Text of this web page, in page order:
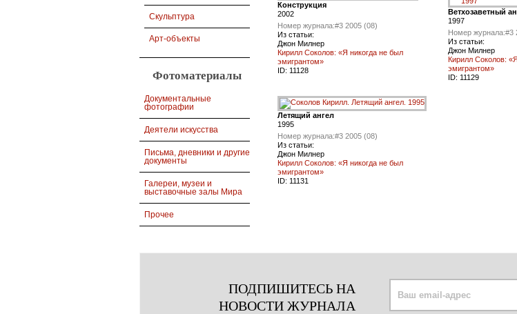
Скульптура
Арт-объекты
Фотоматериалы
Документальные
фотографии
Деятели искусства
Письма, дневники и другие
документы
Галереи, музеи и
выставочные залы Мира
Прочее
Конструкция
2002
Номер журнала:#3 2005 (08)
Из статьи:
Джон Милнер
Кирилл Соколов: «Я никогда не был
эмигрантом»
ID: 11128
Ветхозаветный
1997
Номер журнала:#3
Из статьи:
Джон Милнер
Кирилл Соколов:
эмигрантом»
ID: 11129
Летящий ангел
1995
Номер журнала:#3 2005 (08)
Из статьи:
Джон Милнер
Кирилл Соколов: «Я никогда не был
эмигрантом»
ID: 11131
ПОДПИШИТЕСЬ НА
НОВОСТИ ЖУРНАЛА